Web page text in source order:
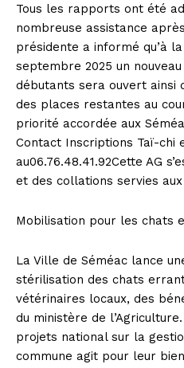
Tous les rapports ont été
nombreuse assistance
présidente a informé qu’à
septembre 2025 un
débutants sera ouvert ainsi
des places restantes au
priorité accordée aux
Contact Inscriptions Taï-chi
au06.76.48.41.92Cette AG
et des collations servies
Mobilisation pour les chats
La Ville de Séméac lance
stérilisation des chats
vétérinaires locaux, des
du ministère de
projets national sur la
commune agit pour leur